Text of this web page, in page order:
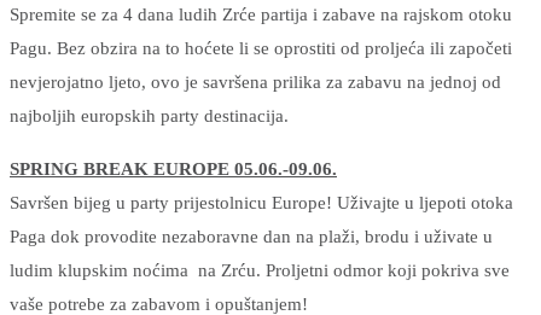
Spremite se za 4 dana ludih Zrće partija i zabave na rajskom otoku
Pagu. Bez obzira na to hoćete li se oprostiti od proljeća ili započeti
nevjerojatno ljeto, ovo je savršena prilika za zabavu na jednoj od
najboljih europskih party destinacija.
SPRING BREAK EUROPE 05.06.-09.06.
Savršen bijeg u party prijestolnicu Europe! Uživajte u ljepoti otoka
Paga dok provodite nezaboravne dan na plaži, brodu i uživate u
ludim klupskim noćima na Zrću. Proljetni odmor koji pokriva sve
vaše potrebe za zabavom i opuštanjem!